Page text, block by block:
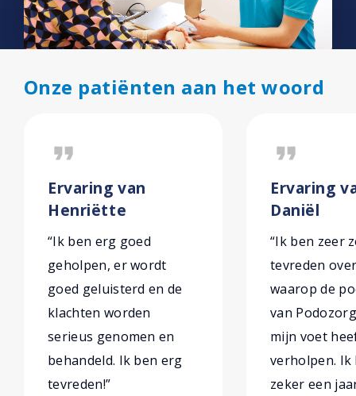
Onze patiënten aan het woord
format_quote
Ervaring van
Henriëtte
“Ik ben erg goed
geholpen, er wordt
goed geluisterd en de
klachten worden
serieus genomen en
behandeld. Ik ben erg
tevreden!”
format_quote
Ervaring
Daniël
“Ik ben zeer
tevreden
waarop de
van
mijn voet
verholpen. Ik
zeker een